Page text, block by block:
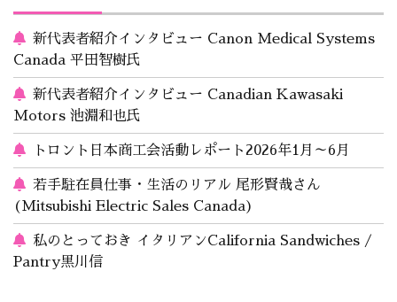
新代表者紹介インタビュー Canon Medical Systems
Canada 平田智樹氏
新代表者紹介インタビュー Canadian Kawasaki
Motors 池淵和也氏
トロント日本商工会活動レポート2026年1月～6月
若手駐在員仕事・生活のリアル 尾形賢哉さん
(Mitsubishi Electric Sales Canada)
私のとっておき イタリアンCalifornia Sandwiches /
Pantry黒川信